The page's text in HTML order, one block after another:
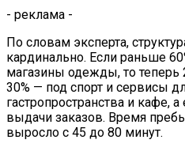
- реклама -
По словам эксперта,
кардинально. Если раньше
магазины одежды, то теперь
30% — под спорт и сервисы
гастропространства и кафе,
выдачи заказов. Время
выросло с 45 до 80 минут.